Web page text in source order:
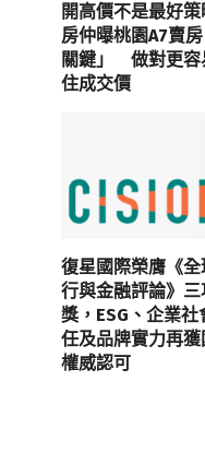
開高價不是最好策
房仲曝桃園A7賣
關鍵」 做對更容
住成交價
復星國際榮膺《全
行與金融評論》三
獎，ESG、企業社
任及品牌實力再獲
權威認可